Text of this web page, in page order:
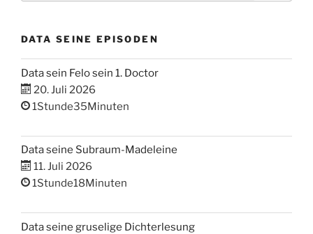
DATA SEINE EPISODEN
Data sein Felo sein 1. Doctor
20. Juli 2026
1Stunde35Minuten
Data seine Subraum-Madeleine
11. Juli 2026
1Stunde18Minuten
Data seine gruselige Dichterlesung